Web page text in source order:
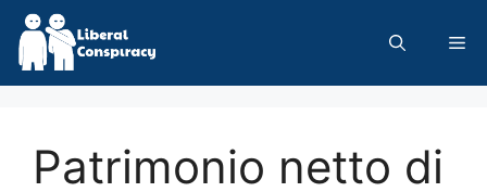
Skip
content
Patrimonio netto di